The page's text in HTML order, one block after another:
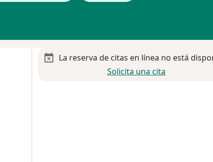
La reserva de citas en línea no está
Solicita una cita